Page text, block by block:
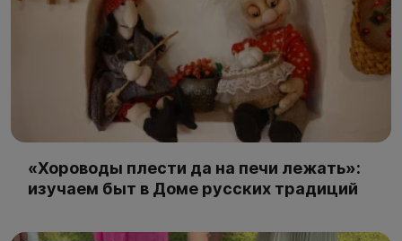
«Хороводы плести да на печи лежать»:
изучаем быт в Доме русских традиций